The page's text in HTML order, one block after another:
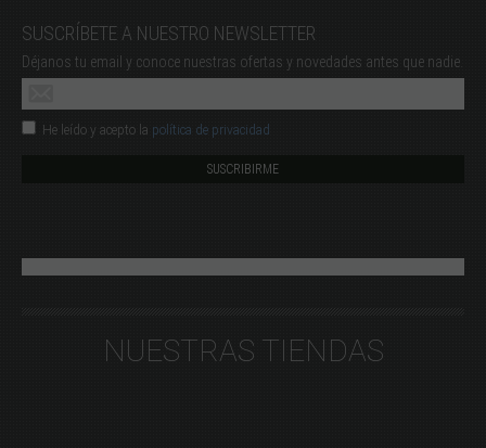
SUSCRÍBETE A NUESTRO NEWSLETTER
Déjanos tu email y conoce nuestras ofertas y novedades antes que nadie.
He leído y acepto la política de privacidad
NUESTRAS TIENDAS